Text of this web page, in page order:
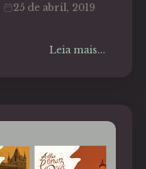
25 de abril, 2019
Leia mais...